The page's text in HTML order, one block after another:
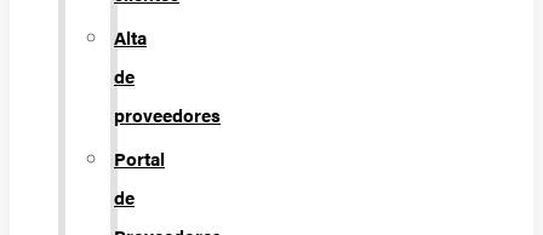
Alta
de
proveedores
Portal
de